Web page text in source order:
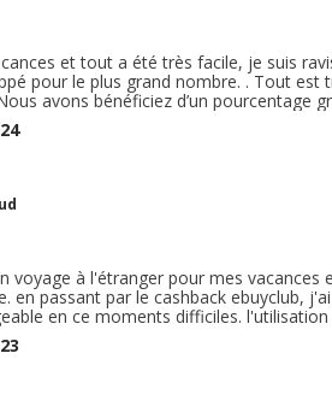
et tout a été très facile, je suis
pour le plus grand nombre. . Tout est
avons bénéficiez d’un pourcentage
les vacances. Je recommande sans
voyage à l'étranger pour mes
en passant par le cashback ebuyclub,
en ce moments difficiles.
sans erreur et sans difficultés. la
l'utilisation de ebuyclub.